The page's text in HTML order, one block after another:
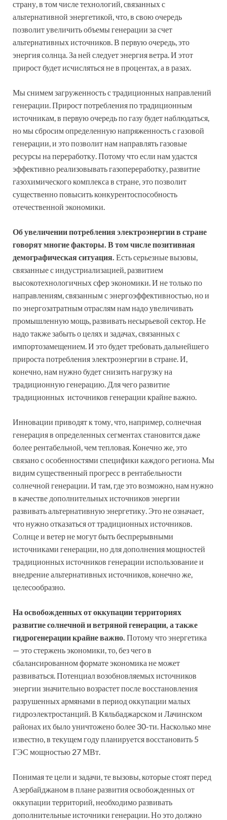
страну, в том числе технологий, связанных с
альтернативной энергетикой, что, в свою очередь
позволит увеличить объемы генерации за счет
альтернативных источников. В первую очередь, это
энергия солнца. За ней следует энергия ветра. И этот
прирост будет исчисляться не в процентах, а в разах.
Мы снимем загруженность с традиционных направлений
генерации. Прирост потребления по традиционным
источникам, в первую очередь по газу будет наблюдаться,
но мы сбросим определенную напряженность с газовой
генерации, и это позволит нам направлять газовые
ресурсы на переработку. Потому что если нам удастся
эффективно реализовывать газопереработку, развитие
газохимического комплекса в стране, это позволит
существенно повысить конкурентоспособность
отечественной экономики.
Об увеличении потребления электроэнергии в стране
говорят многие факторы. В том числе позитивная
демографическая ситуация. Есть серьезные вызовы,
связанные с индустриализацией, развитием
высокотехнологичных сфер экономики. И не только по
направлениям, связанным с энергоэффективностью, но и
по энергозатратным отраслям нам надо увеличивать
промышленную мощь, развивать несырьевой сектор. Не
надо также забыть о целях и задачах, связанных с
импортозамещением. И это будет требовать дальнейшего
прироста потребления электроэнергии в стране. И,
конечно, нам нужно будет снизить нагрузку на
традиционную генерацию. Для чего развитие
традиционных источников генерации крайне важно.
Инновации приводят к тому, что, например, солнечная
генерация в определенных сегментах становится даже
более рентабельной, чем тепловая. Конечно же, это
связано с особенностями специфики каждого региона. Мы
видим существенный прогресс в рентабельности
солнечной генерации. И там, где это возможно, нам нужно
в качестве дополнительных источников энергии
развивать альтернативную энергетику. Это не означает,
что нужно отказаться от традиционных источников.
Солнце и ветер не могут быть беспрерывными
источниками генерации, но для дополнения мощностей
традиционных источников генерации использование и
внедрение альтернативных источников, конечно же,
целесообразно.
На освобожденных от оккупации территориях
развитие солнечной и ветряной генерации, а также
гидрогенерации крайне важно. Потому что энергетика
— это стержень экономики, то, без чего в
сбалансированном формате экономика не может
развиваться. Потенциал возобновляемых источников
энергии значительно возрастет после восстановления
разрушенных армянами в период оккупации малых
гидроэлектростанций. В Кяльбаджарском и Лачинском
районах их было уничтожено более 30-ти. Насколько мне
известно, в текущем году планируется восстановить 5
ГЭС мощностью 27 МВт.
Понимая те цели и задачи, те вызовы, которые стоят перед
Азербайджаном в плане развития освобожденных от
оккупации территорий, необходимо развивать
дополнительные источники генерации. Но это должно